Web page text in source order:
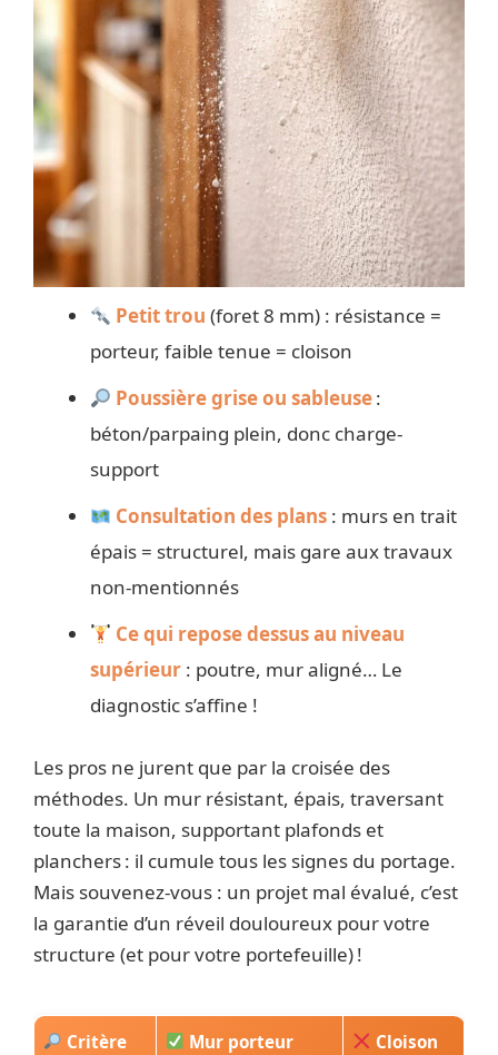
Petit trou (foret 8 mm) : résistance =
porteur, faible tenue = cloison
Poussière grise ou sableuse:
béton/parpaing plein, donc charge-
support
Consultation des plans : murs en trait
épais = structurel, mais gare aux travaux
non-mentionnés
Ce qui repose dessus au niveau
supérieur : poutre, mur aligné… Le
diagnostic s’affine !
Les pros ne jurent que par la croisée des
méthodes. Un mur résistant, épais, traversant
toute la maison, supportant plafonds et
planchers : il cumule tous les signes du portage.
Mais souvenez-vous : un projet mal évalué, c’est
la garantie d’un réveil douloureux pour votre
structure (et pour votre portefeuille) !
Critère Mur porteur Cloison